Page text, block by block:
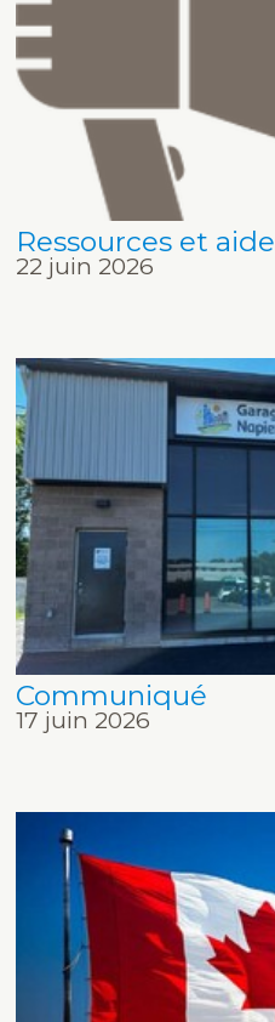
Ressources et aide
22 juin 2026
Communiqué
17 juin 2026